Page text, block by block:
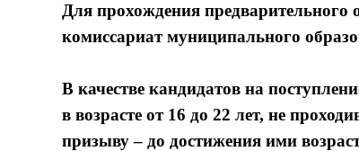
Для прохождения предварительного
комиссариат муниципального
В качестве кандидатов на
в возрасте от 16 до 22 лет, не
призыву – до достижения ими